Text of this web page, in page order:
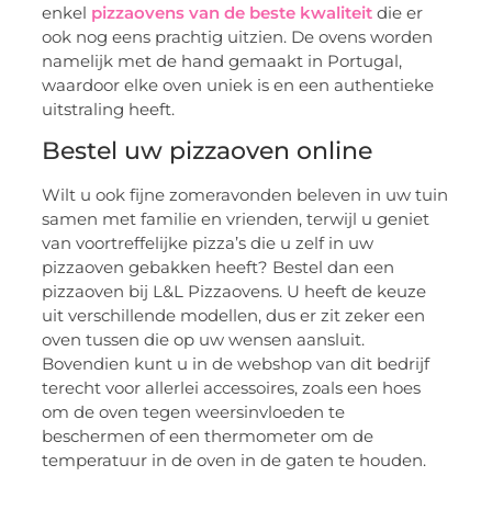
enkel pizzaovens van de beste kwaliteit die er
ook nog eens prachtig uitzien. De ovens worden
namelijk met de hand gemaakt in Portugal,
waardoor elke oven uniek is en een authentieke
uitstraling heeft.
Bestel uw pizzaoven online
Wilt u ook fijne zomeravonden beleven in uw tuin
samen met familie en vrienden, terwijl u geniet
van voortreffelijke pizza’s die u zelf in uw
pizzaoven gebakken heeft? Bestel dan een
pizzaoven bij L&L Pizzaovens. U heeft de keuze
uit verschillende modellen, dus er zit zeker een
oven tussen die op uw wensen aansluit.
Bovendien kunt u in de webshop van dit bedrijf
terecht voor allerlei accessoires, zoals een hoes
om de oven tegen weersinvloeden te
beschermen of een thermometer om de
temperatuur in de oven in de gaten te houden.